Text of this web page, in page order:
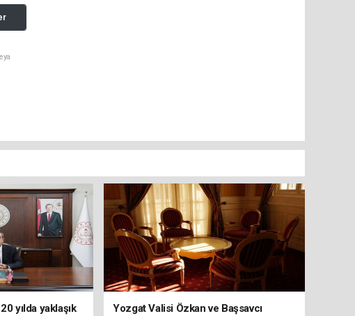
yılda yaklaşık
Yozgat Valisi Özkan ve Başsavcı